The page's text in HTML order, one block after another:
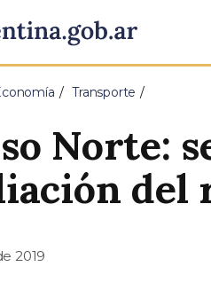
Transporte
Norte:
del
2019